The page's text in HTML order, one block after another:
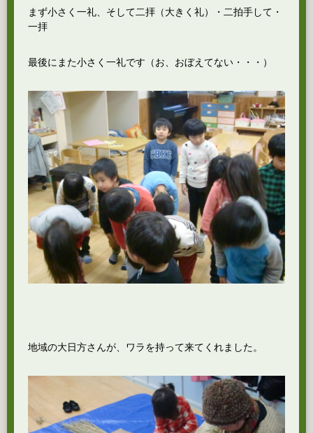
まず小さく一礼、そして二拝（大きく礼）・二拍手して・
一拝
最後にまた小さく一礼です（お、おぼえてない・・・）
地域の大日方さんが、ワラを持って来てくれました。